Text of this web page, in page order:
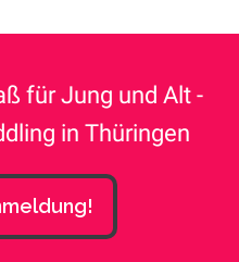
für Jung und Alt -
in Thüringen